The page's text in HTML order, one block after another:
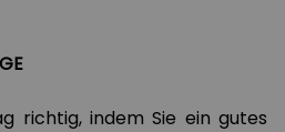
richtig, indem Sie ein gutes